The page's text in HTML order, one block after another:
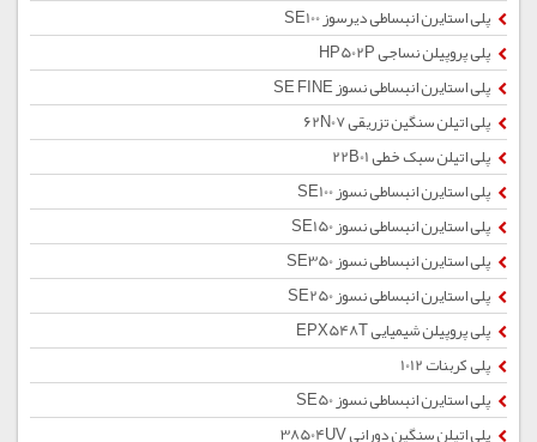
پلی استایرن انبساطی دیرسوز SE100
پلی پروپیلن نساجی HP502P
پلی استایرن انبساطی نسوز SE FINE
پلی اتیلن سنگین تزریقی 62N07
پلی اتیلن سبک خطی 22B01
پلی استایرن انبساطی نسوز SE100
پلی استایرن انبساطی نسوز SE150
پلی استایرن انبساطی نسوز SE350
پلی استایرن انبساطی نسوز SE250
پلی پروپیلن شیمیایی EPX548T
پلی کربنات 1012
پلی استایرن انبساطی نسوز SE50
پلی اتیلن سنگین دورانی 38504UV